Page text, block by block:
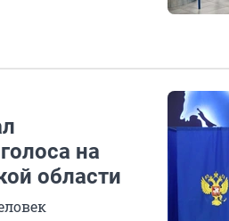
на
области